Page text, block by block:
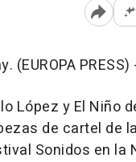
Abrir
(EUROPA PRESS)
López y El Niño
de cartel de
Sonidos en la